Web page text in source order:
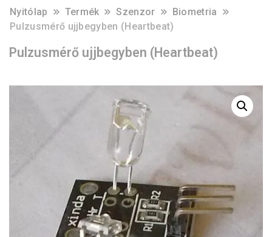
Nyitólap Termék Szenzor
Biometria
Pulzusmérő ujjbegyben (Heartbeat)
Pulzusmérő ujjbegyben (Heartbeat)